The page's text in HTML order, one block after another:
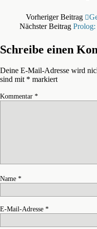
Vorheriger Beitrag
Nächster Beitrag
Schreibe einen
Deine E-Mail-Adresse wird
sind mit * markiert
Kommentar *
Name *
E-Mail-Adresse *